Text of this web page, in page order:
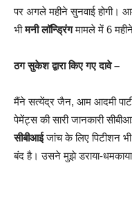
पर अगले महीने सुनवाई होगी।
भीमनी लॉन्ड्रिंगमामले में 6
ठग सुकेश द्वारा किए गए दावे –
मैंने सत्येंद्र जैन, आम आदमी
पेमेंट्स की सारी जानकारी
सीबीआईजांच के लिए पिटीशन
बंद है। उसने मुझे डराया-